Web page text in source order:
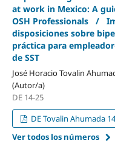
at work in Mexico: A
OSH Professionals /
disposiciones sobre
práctica para
de SST
José Horacio Tovalin
(Autor/a)
DE 14-25
DE Tovalin Ahumada
Ver todos los números